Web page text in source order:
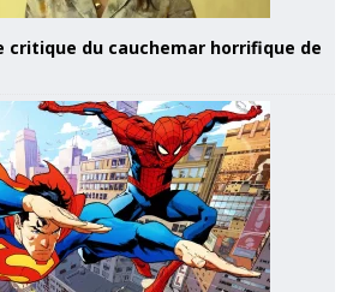
critique du cauchemar horrifique de